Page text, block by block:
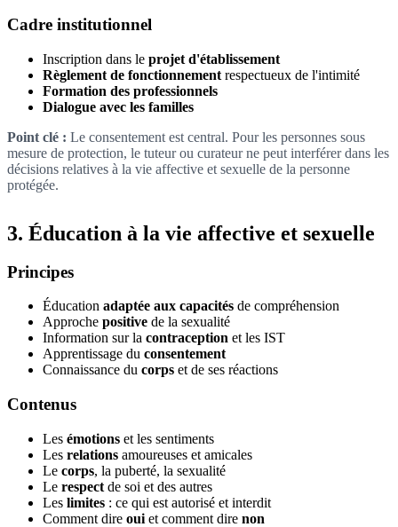
Cadre institutionnel
Inscription dans le projet d'établissement
Règlement de fonctionnement respectueux de l'intimité
Formation des professionnels
Dialogue avec les familles
Point clé : Le consentement est central. Pour les personnes sous
mesure de protection, le tuteur ou curateur ne peut interférer dans les
décisions relatives à la vie affective et sexuelle de la personne
protégée.
3. Éducation à la vie affective et sexuelle
Principes
Éducation adaptée aux capacités de compréhension
Approche positive de la sexualité
Information sur la contraception et les IST
Apprentissage du consentement
Connaissance du corps et de ses réactions
Contenus
Les émotions et les sentiments
Les relations amoureuses et amicales
Le corps, la puberté, la sexualité
Le respect de soi et des autres
Les limites : ce qui est autorisé et interdit
Comment dire oui et comment dire non